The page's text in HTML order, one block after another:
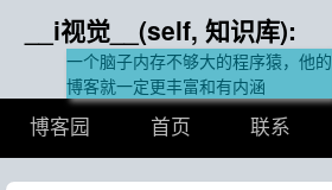
__i视觉__(self, 知识库):
一个脑子内存不够大的程序猿，他的
博客就一定更丰富和有内涵
博客园 首页 联系